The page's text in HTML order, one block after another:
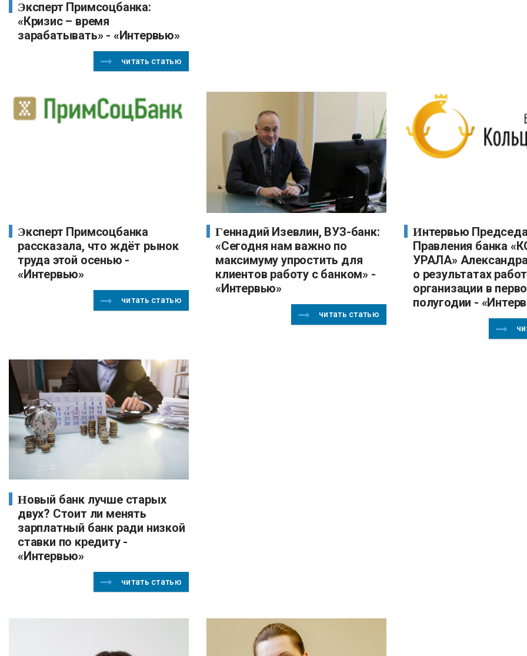
Эксперт Примсоцбанка:
«Кризис – время
зарабатывать» - «Интервью»
читать статью
Эксперт Примсоцбанка
рассказала, что ждёт рынок
труда этой осенью -
«Интервью»
читать статью
Геннадий Изевлин, ВУЗ-банк:
«Сегодня нам важно по
максимуму упростить для
клиентов работу с банком» -
«Интервью»
читать статью
Интервью Председателя
Правления банка
УРАЛА»
о результатах
организации в
полугодии -
Новый банк лучше старых
двух? Стоит ли менять
зарплатный банк ради низкой
ставки по кредиту -
«Интервью»
читать статью